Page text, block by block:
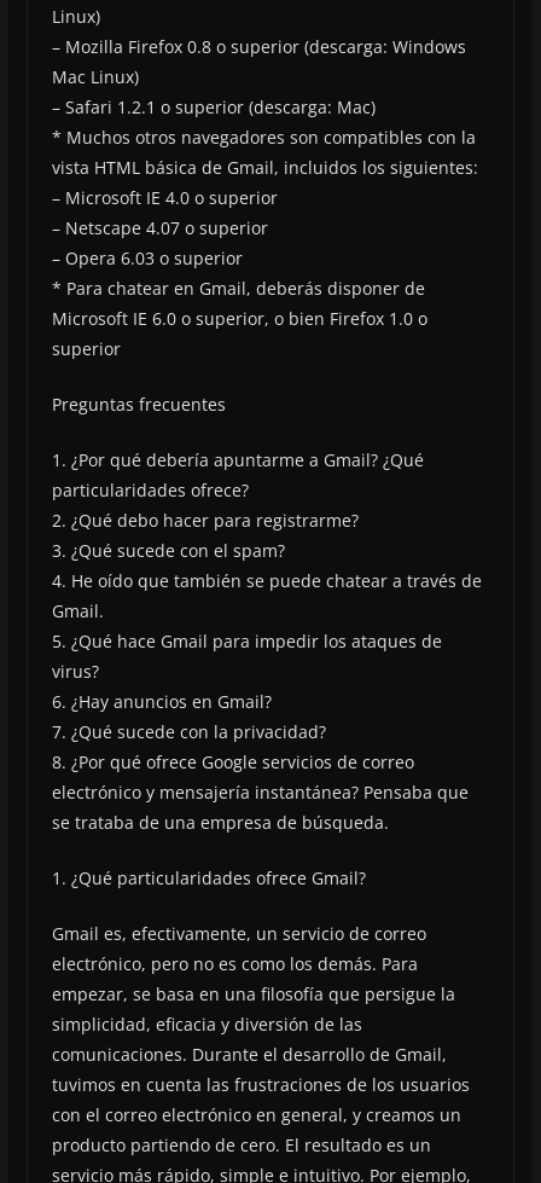
Linux)
– Mozilla Firefox 0.8 o superior (descarga: Windows
Mac Linux)
– Safari 1.2.1 o superior (descarga: Mac)
* Muchos otros navegadores son compatibles con la
vista HTML básica de Gmail, incluidos los siguientes:
– Microsoft IE 4.0 o superior
– Netscape 4.07 o superior
– Opera 6.03 o superior
* Para chatear en Gmail, deberás disponer de
Microsoft IE 6.0 o superior, o bien Firefox 1.0 o
superior
Preguntas frecuentes
1. ¿Por qué debería apuntarme a Gmail? ¿Qué
particularidades ofrece?
2. ¿Qué debo hacer para registrarme?
3. ¿Qué sucede con el spam?
4. He oído que también se puede chatear a través de
Gmail.
5. ¿Qué hace Gmail para impedir los ataques de
virus?
6. ¿Hay anuncios en Gmail?
7. ¿Qué sucede con la privacidad?
8. ¿Por qué ofrece Google servicios de correo
electrónico y mensajería instantánea? Pensaba que
se trataba de una empresa de búsqueda.
1. ¿Qué particularidades ofrece Gmail?
Gmail es, efectivamente, un servicio de correo
electrónico, pero no es como los demás. Para
empezar, se basa en una filosofía que persigue la
simplicidad, eficacia y diversión de las
comunicaciones. Durante el desarrollo de Gmail,
tuvimos en cuenta las frustraciones de los usuarios
con el correo electrónico en general, y creamos un
producto partiendo de cero. El resultado es un
servicio más rápido, simple e intuitivo. Por ejemplo,